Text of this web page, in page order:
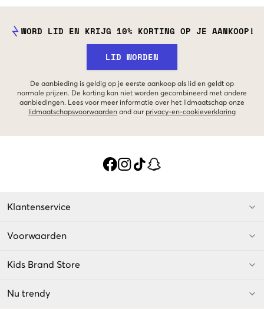
WORD LID EN KRIJG 10% KORTING OP JE AANKOOP!
LID WORDEN
De aanbieding is geldig op je eerste aankoop als lid en geldt op
normale prijzen. De korting kan niet worden gecombineerd met andere
aanbiedingen. Lees voor meer informatie over het lidmaatschap onze
lidmaatschapsvoorwaarden and our privacy-en-cookieverklaring
Klantenservice
Voorwaarden
Kids Brand Store
Nu trendy